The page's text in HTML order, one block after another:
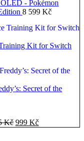
- Pokémon
8 599 Kč
Kit for Switch
Secret of the
Kč Původní
999 KčAktuální